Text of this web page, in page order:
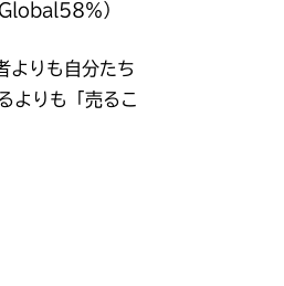
％）
よりも自分たち
よりも「売るこ